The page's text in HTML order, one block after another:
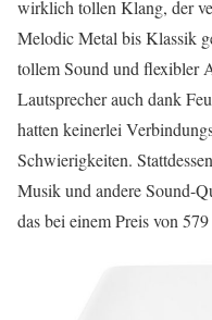
wirklich tollen Klang, der
Melodic Metal bis Klassik
tollem Sound und flexibler
Lautsprecher auch dank
hatten keinerlei
Schwierigkeiten.
Musik und andere Sound-
das bei einem Preis von